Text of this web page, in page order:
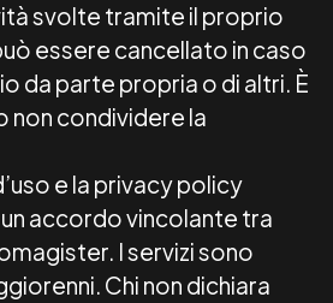
svolte tramite il proprio
essere cancellato in caso
da parte propria o di altri. È
non condividere la
e la privacy policy
accordo vincolante tra
I servizi sono
Chi non dichiara